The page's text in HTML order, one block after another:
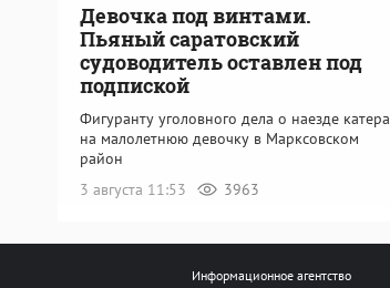
Девочка под винтами.
Пьяный саратовский
судоводитель оставлен под
подпиской
Фигуранту уголовного дела о наезде катера
на малолетнюю девочку в Марксовском
район
3 августа 11:53
3963
Информационное агентство